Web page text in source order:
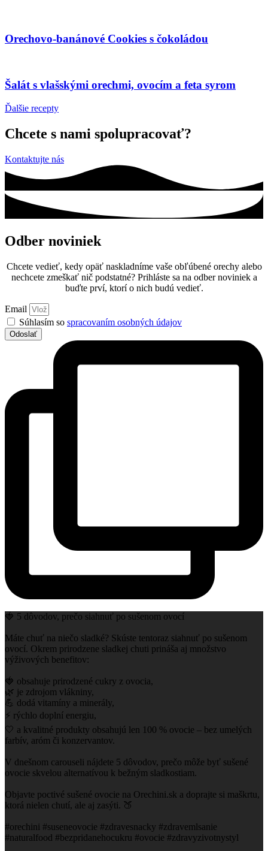
Orechovo-banánové Cookies s čokoládou
Šalát s vlašskými orechmi, ovocím a feta syrom
Ďalšie recepty
Chcete s nami spolupracovať?
Kontaktujte nás
Odber noviniek
Chcete vedieť, kedy opäť naskladníme vaše obľúbené orechy alebo
nechcete zmeškať nič podstatné? Prihláste sa na odber noviniek a
buďte prví, ktorí o nich budú vedieť.
Email
Súhlasím so spracovaním osobných údajov
Odoslať
🍓 5 dôvodov, prečo siahnuť po sušenom ovocí
Máte chuť na niečo sladké? Skúste tentoraz siahnuť po sušenom
ovocí. Okrem prirodzene sladkej chuti prináša aj množstvo
výživových benefitov:
🍓 obsahuje prirodzené cukry z ovocia,
🌿 je zdrojom vlákniny,
💪 dodá vitamíny a minerály,
⚡ rýchlo doplní energiu,
🤍 a kvalitné produkty obsahujú len 100 % ovocie – bez umelých
farbív, aróm či konzervantov.
V dnešnom carouseli nájdete 5 dôvodov, prečo môže byť sušené
ovocie skvelou alternatívou k bežným sladkostiam.
Objavte poctivé sušené ovocie na Orechini.sk a doprajte si maškrtu,
ktorá nielen chutí, ale aj zasýti. 🍑
#orechini #suseneovocie #zdravesnacky #zdravemlsanie
#naturalfood #bezpridanehocukru #ovocie #zdravyzivotnystyl